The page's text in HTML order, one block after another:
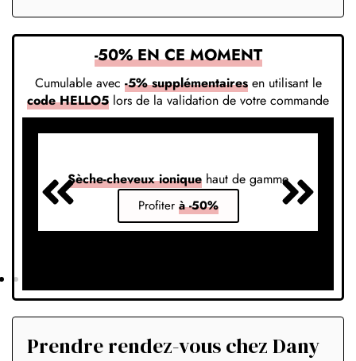
-50% EN CE MOMENT
Cumulable avec -5% supplémentairesen utilisant le
code HELLO5 lors de la validation de votre commande
Sèche-cheveux ionique haut de gamme
Profiter à -50%
Prendre rendez-vous chez Dany